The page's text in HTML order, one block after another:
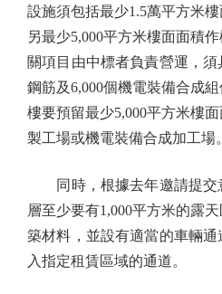
設施須包括最少1.5萬平方米
另最少5,000平方米樓面面積
關項目由中標者負責營運，
鋼筋及6,000個機電裝備合成
樓要預留最少5,000平方米樓
製工場或機電裝備合成加工場。
同時，根據去年邀請提交
層至少要有1,000平方米的露
築材料，並設有適當的車輛
入指定租賃區域的通道。